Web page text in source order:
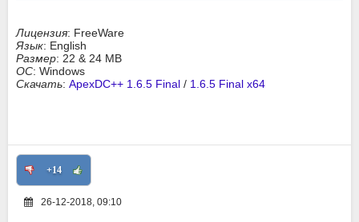
Лицензия: FreeWare
Язык: English
Размер: 22 & 24 MB
ОС: Windows
Скачать: ApexDC++ 1.6.5 Final / 1.6.5 Final x64
+14
26-12-2018, 09:10